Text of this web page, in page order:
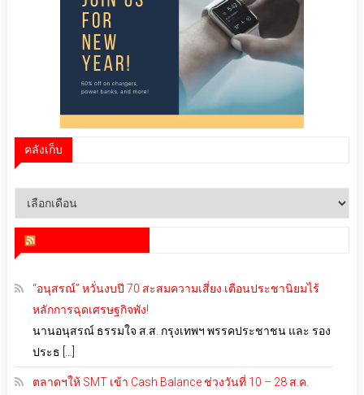
คลังเก็บ
คลัง
“อนุสรณ์” หวั่นงบปี 70 สะสมความเสี่ยง เตือนประชานิยมไร้
หลักการฉุดเศรษฐกิจพัง!
นานอนุสรณ์ ธรรมใจ ส.ส. กรุงเทพฯ พรรคประชาชน และ รอง
ประธ […]
ตลาดฯให้ SMT เข้า Cash Balance ช่วงวันที่ 10 – 28 ส.ค.